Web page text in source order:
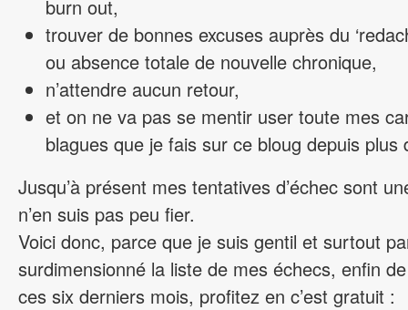
burn out,
trouver de bonnes excuses auprès du
ou absence totale de nouvelle chronique,
n’attendre aucun retour,
et on ne va pas se mentir user toute mes
blagues que je fais sur ce bloug depuis
Jusqu’à présent mes tentatives d’échec sont
n’en suis pas peu fier.
Voici donc, parce que je suis gentil et surtout
surdimensionné la liste de mes échecs, enfin
ces six derniers mois, profitez en c’est gratuit :